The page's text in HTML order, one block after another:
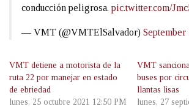
conducción peligrosa. pic.twitter.com/
— VMT (@VMTElSalvador) September
VMT detiene a motorista de la
ruta 22 por manejar en estado
de ebriedad
lunes, 25 octubre 2021 12:50 PM
VMT
buses por
llantas lisas
lunes, 27